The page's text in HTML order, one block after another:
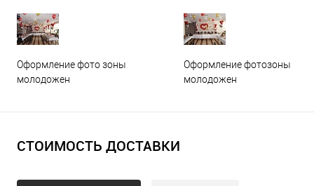
Оформление фото зоны
молодожен
Оформление фотозоны
молодожен
СТОИМОСТЬ ДОСТАВКИ